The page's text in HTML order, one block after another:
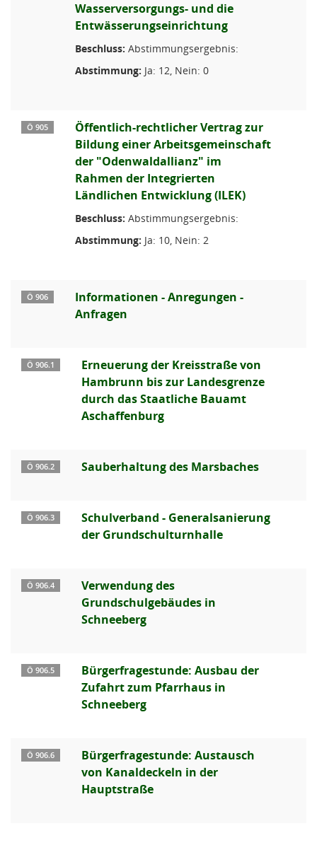
Wasserversorgungs- und die
Entwässerungseinrichtung
Beschluss: Abstimmungsergebnis:
Abstimmung: Ja: 12, Nein: 0
Ö 905
Öffentlich-rechtlicher Vertrag zur
Bildung einer Arbeitsgemeinschaft
der "Odenwaldallianz" im
Rahmen der Integrierten
Ländlichen Entwicklung (ILEK)
Beschluss: Abstimmungsergebnis:
Abstimmung: Ja: 10, Nein: 2
Ö 906
Informationen - Anregungen -
Anfragen
Ö 906.1
Erneuerung der Kreisstraße von
Hambrunn bis zur Landesgrenze
durch das Staatliche Bauamt
Aschaffenburg
Ö 906.2 Sauberhaltung des Marsbaches
Ö 906.3
Schulverband - Generalsanierung
der Grundschulturnhalle
Ö 906.4
Verwendung des
Grundschulgebäudes in
Schneeberg
Ö 906.5
Bürgerfragestunde: Ausbau der
Zufahrt zum Pfarrhaus in
Schneeberg
Ö 906.6
Bürgerfragestunde: Austausch
von Kanaldeckeln in der
Hauptstraße